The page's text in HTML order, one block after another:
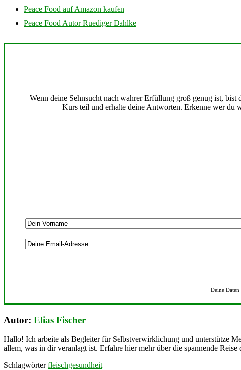
Peace Food auf Amazon kaufen
Peace Food Autor Ruediger Dahlke
Wenn deine Sehnsucht nach wahrer Erfüllung groß genug ist,
Kurs teil und erhalte deine Antworten. Erkenne wer du
Deine Daten
Autor: Elias Fischer
Hallo! Ich arbeite als Begleiter für Selbstverwirklichung und unterstütze
allem, was in dir veranlagt ist. Erfahre hier mehr über die spannende Reise
Schlagwörter fleischgesundheit